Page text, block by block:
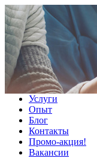
меню
О компании
Услуги
Опыт
Блог
Контакты
Промо-акция!
Вакансии